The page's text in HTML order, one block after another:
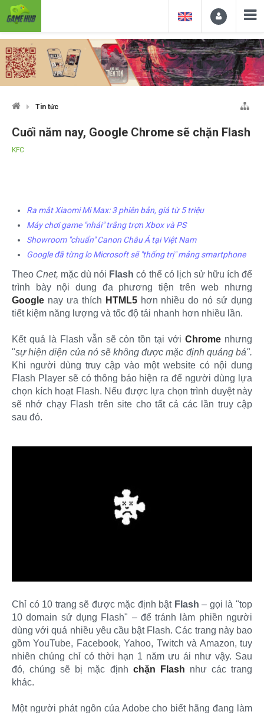
Tin tức
Cuối năm nay, Google Chrome sẽ chặn Flash
KFC
Ra mắt Xiaomi Mi Max: 3 phiên bản, giá từ 5 triệu
Máy chơi game "nhái" trắng trợn Xbox và PS
Showroom "chuẩn" Canon Châu Á tại Việt Nam
Google đã từng lo Microsoft sẽ "thống trị" mảng smartphone
Theo Cnet, mặc dù nói Flash có thể có lịch sử hữu ích để
trình bày nội dung đa phương tiện trên web nhưng
Google nay ưa thích HTML5hơn nhiều do nó sử dụng
tiết kiệm năng lượng và tốc độ tải nhanh hơn nhiều lần.
Kết quả là Flash vẫn sẽ còn tồn tại vớiChrome nhưng
"sự hiện diện của nó sẽ không được mặc định quảng bá".
Khi người dùng truy cập vào một website có nội dung
Flash Player sẽ có thông báo hiện ra để người dùng lựa
chọn kích hoạt Flash. Nếu được lựa chọn trình duyệt này
sẽ nhớ chạy Flash trên site cho tất cả các lần truy cập
sau đó.
Chỉ có 10 trang sẽ được mặc định bật Flash – gọi là "top
10 domain sử dụng Flash" – để tránh làm phiền người
dùng với quá nhiều yêu cầu bật Flash. Các trang này bao
gồm YouTube, Facebook, Yahoo, Twitch và Amazon, tuy
nhiên chúng chỉ có thời hạn 1 năm ưu ái như vậy. Sau
đó, chúng sẽ bị mặc định chặn Flash như các trang
khác.
Một người phát ngôn của Adobe cho biết hãng đang làm